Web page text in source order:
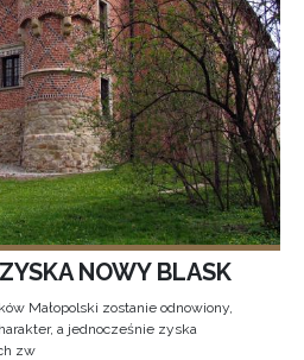
NOWY BLASK
Małopolski zostanie odnowiony,
a jednocześnie zyska
zw